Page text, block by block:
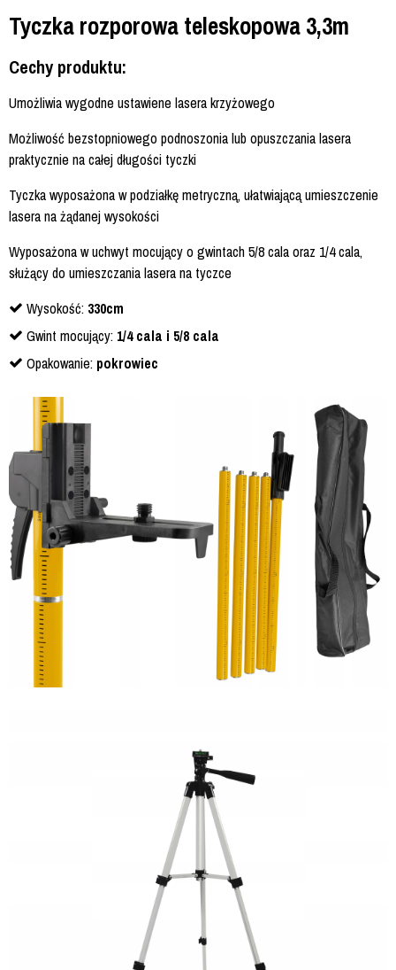
Tyczka rozporowa teleskopowa 3,3m
Cechy produktu:
Umożliwia wygodne ustawiene lasera krzyżowego
Możliwość bezstopniowego podnoszonia lub opuszczania lasera
praktycznie na całej długości tyczki
Tyczka wyposażona w podziałkę metryczną, ułatwiającą umieszczenie
lasera na żądanej wysokości
Wyposażona w uchwyt mocujący o gwintach 5/8 cala oraz 1/4 cala,
służący do umieszczania lasera na tyczce
Wysokość: 330cm
Gwint mocujący: 1/4 cala i 5/8 cala
Opakowanie: pokrowiec